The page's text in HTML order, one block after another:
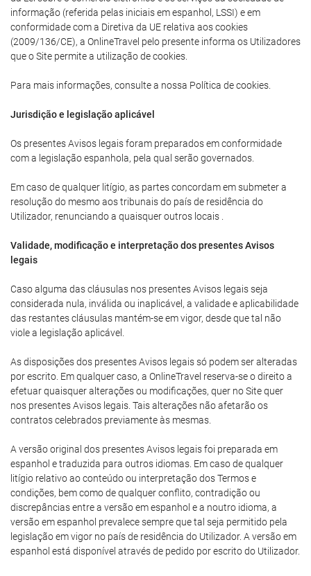
informação (referida pelas iniciais em espanhol, LSSI) e em
conformidade com a Diretiva da UE relativa aos cookies
(2009/136/CE), a OnlineTravel pelo presente informa os Utilizadores
que o Site permite a utilização de cookies.
Para mais informações, consulte a nossa Política de cookies.
Jurisdição e legislação aplicável
Os presentes Avisos legais foram preparados em conformidade
com a legislação espanhola, pela qual serão governados.
Em caso de qualquer litígio, as partes concordam em submeter a
resolução do mesmo aos tribunais do país de residência do
Utilizador, renunciando a quaisquer outros locais .
Validade, modificação e interpretação dos presentes Avisos
legais
Caso alguma das cláusulas nos presentes Avisos legais seja
considerada nula, inválida ou inaplicável, a validade e aplicabilidade
das restantes cláusulas mantém-se em vigor, desde que tal não
viole a legislação aplicável.
As disposições dos presentes Avisos legais só podem ser alteradas
por escrito. Em qualquer caso, a OnlineTravel reserva-se o direito a
efetuar quaisquer alterações ou modificações, quer no Site quer
nos presentes Avisos legais. Tais alterações não afetarão os
contratos celebrados previamente às mesmas.
A versão original dos presentes Avisos legais foi preparada em
espanhol e traduzida para outros idiomas. Em caso de qualquer
litígio relativo ao conteúdo ou interpretação dos Termos e
condições, bem como de qualquer conflito, contradição ou
discrepâncias entre a versão em espanhol e a noutro idioma, a
versão em espanhol prevalece sempre que tal seja permitido pela
legislação em vigor no país de residência do Utilizador. A versão em
espanhol está disponível através de pedido por escrito do Utilizador.